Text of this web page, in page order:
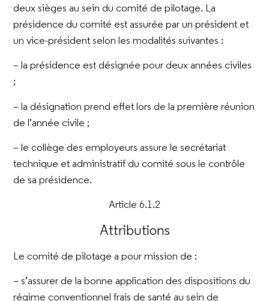
deux sièges au sein du comité de pilotage. La
présidence du comité est assurée par un président et
un vice-président selon les modalités suivantes :
– la présidence est désignée pour deux années civiles
;
– la désignation prend effet lors de la première réunion
de l’année civile ;
– le collège des employeurs assure le secrétariat
technique et administratif du comité sous le contrôle
de sa présidence.
Article 6.1.2
Attributions
Le comité de pilotage a pour mission de :
– s’assurer de la bonne application des dispositions du
régime conventionnel frais de santé au sein de